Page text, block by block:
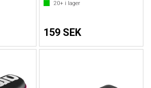
20+i lager
159 SEK